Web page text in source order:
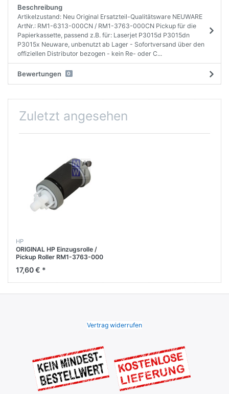
Beschreibung
Artikelzustand: Neu Original Ersatzteil-Qualitätsware NEUWARE
ArtNr.: RM1-6313-000CN / RM1-3763-000CN Pickup für die
Papierkassette, passend z.B. für: Laserjet P3015d P3015dn
P3015x Neuware, unbenutzt ab Lager - Sofortversand über den
offiziellen Distributor bezogen - kein Re- oder C...
Bewertungen 0
Zuletzt angesehen
HP
ORIGINAL HP Einzugsrolle /
Pickup Roller RM1-3763-000
17,60 € *
Vertrag widerrufen